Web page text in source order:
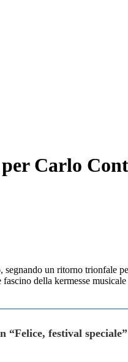
per Carlo
segnando un ritorno trionfale
della kermesse
“Felice, festival speciale”